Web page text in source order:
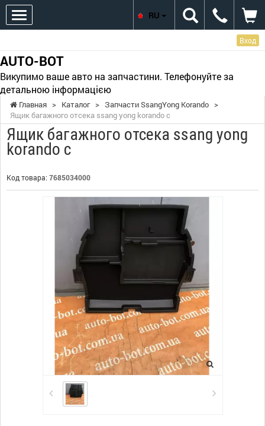
Вход
AUTO-BOT
Викупимо ваше авто на запчастини. Телефонуйте за
детальною інформацією
RU
Главная > Каталог > Запчасти SsangYong Korando >
Ящик багажного отсека ssang yong korando c
Ящик багажного отсека ssang yong
korando c
Код товара: 7685034000